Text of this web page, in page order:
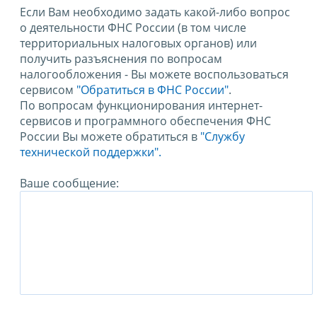
Если Вам необходимо задать какой-либо вопрос
о деятельности ФНС России (в том числе
территориальных налоговых органов) или
получить разъяснения по вопросам
налогообложения - Вы можете воспользоваться
сервисом "Обратиться в ФНС России".
По вопросам функционирования интернет-
сервисов и программного обеспечения ФНС
России Вы можете обратиться в "Службу
технической поддержки".
Ваше сообщение: